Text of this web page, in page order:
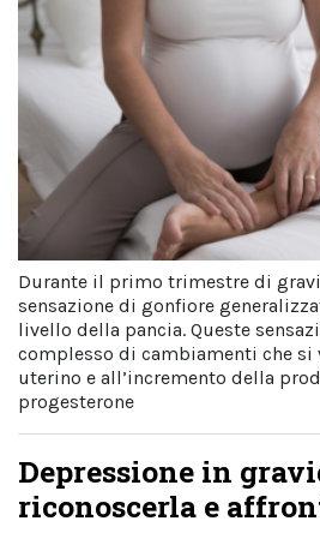
Durante il primo trimestre di
sensazione di gonfiore
livello della pancia. Queste
complesso di cambiamenti che si
uterino e all’incremento della
progesterone
Depressione in
riconoscerla e